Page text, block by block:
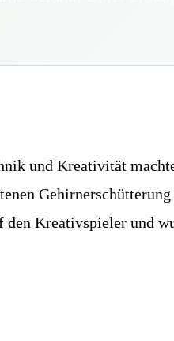
und Kreativität
Kreativspieler und